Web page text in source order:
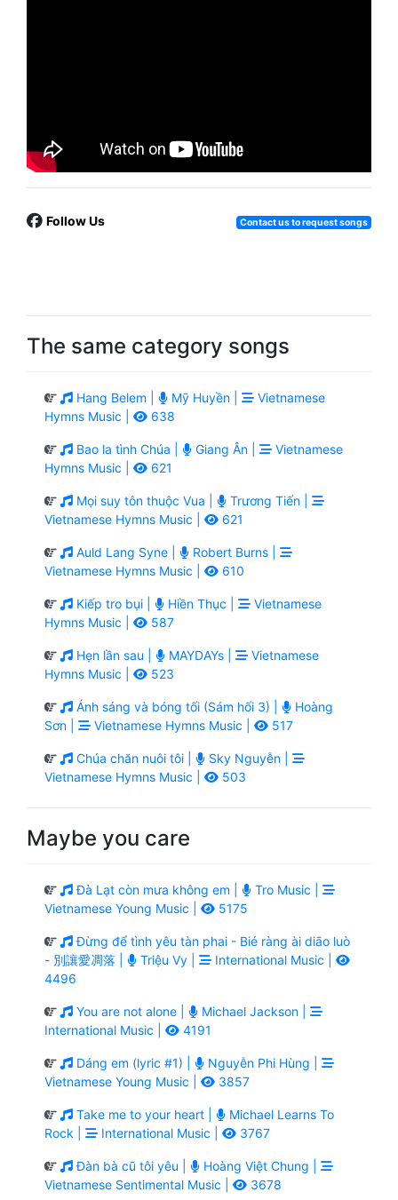
Follow Us Contact us to request songs
The same category songs
Hang Belem | Mỹ Huyền |
Vietnamese
Hymns Music |
638
Bao la tình Chúa | Giang Ân |
Vietnamese
Hymns Music |
621
Mọi suy tôn thuộc Vua |
Trương Tiến |
Vietnamese Hymns Music |
621
Auld Lang Syne |
Robert Burns |
Vietnamese Hymns Music |
610
Kiếp tro bụi | Hiền Thục |
Vietnamese
Hymns Music |
587
Hẹn lần sau | MAYDAYs |
Vietnamese
Hymns Music |
523
Ánh sáng và bóng tối (Sám hối 3) |
Hoàng
Sơn |
Vietnamese Hymns Music | 517
Chúa chăn nuôi tôi |
Sky Nguyễn |
Vietnamese Hymns Music |
503
Maybe you care
Đà Lạt còn mưa không em |
Tro Music |
Vietnamese Young Music |
5175
Đừng để tình yêu tàn phai - Bié ràng ài diāo luò
- 別讓愛凋落 |
Triệu Vy |
International Music |
4496
You are not alone |
Michael Jackson |
International Music |
4191
Dáng em (lyric #1) |
Nguyễn Phi Hùng |
Vietnamese Young Music |
3857
Take me to your heart |
Michael Learns To
Rock |
International Music | 3767
Đàn bà cũ tôi yêu |
Hoàng Việt Chung |
Vietnamese Sentimental Music |
3678